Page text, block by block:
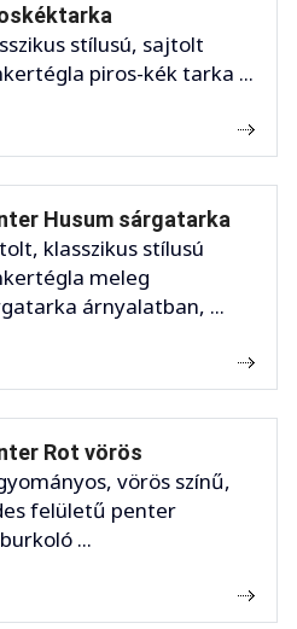
stílusú, sajtolt
piros-kék tarka ...
Husum sárgatarka
klasszikus stílusú
meleg
árnyalatban, ...
Rot vörös
vörös színű,
felületű penter
...